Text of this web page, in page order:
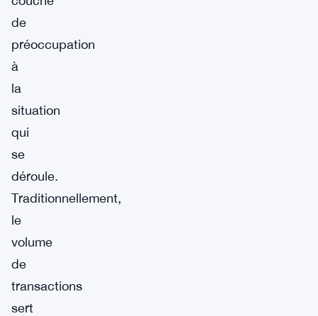
de
préoccupation
à
la
situation
qui
se
déroule.
Traditionnellement,
le
volume
de
transactions
sert